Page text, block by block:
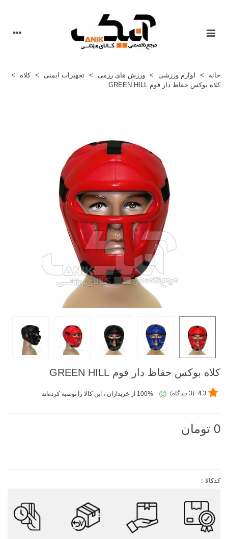
خانه > لوازم ورزشی > ورزش های رزمی > تجهیزات ایمنی > کلاه
>
کلاه بوکس حفاظ دار فوم GREEN HILL
کلاه بوکس حفاظ دار فوم GREEN HILL
4.3 (3 دیدگاه)
0 تومان
کدکالا :